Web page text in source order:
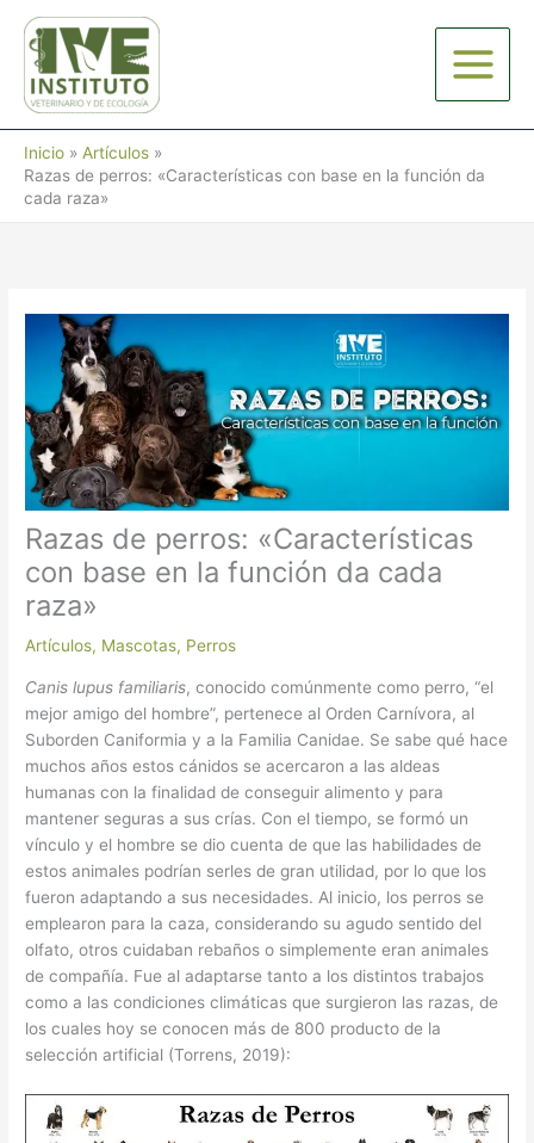
contenido
Inicio
Artículos
Razas de perros: «Características con base en la función da
cada raza»
Razas de perros: «Características
con base en la función da cada
raza»
Artículos, Mascotas, Perros
Canis lupus familiaris, conocido comúnmente como perro, “el
mejor amigo del hombre”, pertenece al Orden Carnívora, al
Suborden Caniformia y a la Familia Canidae. Se sabe qué hace
muchos años estos cánidos se acercaron a las aldeas
humanas con la finalidad de conseguir alimento y para
mantener seguras a sus crías. Con el tiempo, se formó un
vínculo y el hombre se dio cuenta de que las habilidades de
estos animales podrían serles de gran utilidad, por lo que los
fueron adaptando a sus necesidades. Al inicio, los perros se
emplearon para la caza, considerando su agudo sentido del
olfato, otros cuidaban rebaños o simplemente eran animales
de compañía. Fue al adaptarse tanto a los distintos trabajos
como a las condiciones climáticas que surgieron las razas, de
los cuales hoy se conocen más de 800 producto de la
selección artificial (Torrens, 2019):